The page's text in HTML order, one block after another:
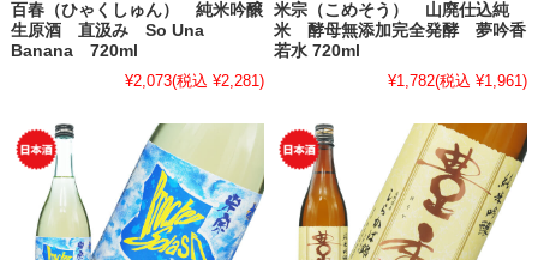
百春（ひゃくしゅん） 純米吟醸
生原酒 直汲み So Una
Banana 720ml
¥2,073(税込 ¥2,281)
米宗（こめそう） 山廃仕込純
米 酵母無添加完全発酵 夢吟香
若水 720ml
¥1,782(税込 ¥1,961)